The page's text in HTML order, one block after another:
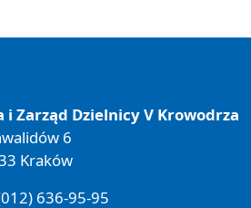
i Zarząd Dzielnicy V Krowodrza
6
Kraków
636-95-95